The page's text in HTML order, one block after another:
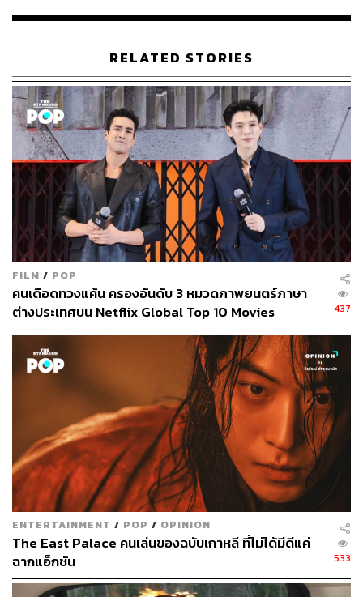
RELATED STORIES
FILM / POP
คนเดือดทวงแค้น ครองอันดับ 3 หมวดภาพยนตร์ภาษา
ต่างประเทศบน Netflix Global Top 10 Movies
437
ENTERTAINMENT / POP / OPINION
The East Palace คนเล่นของฉบับเกาหลี ที่ไม่ได้มีดีแค่
ฉากแอ็กชัน
533